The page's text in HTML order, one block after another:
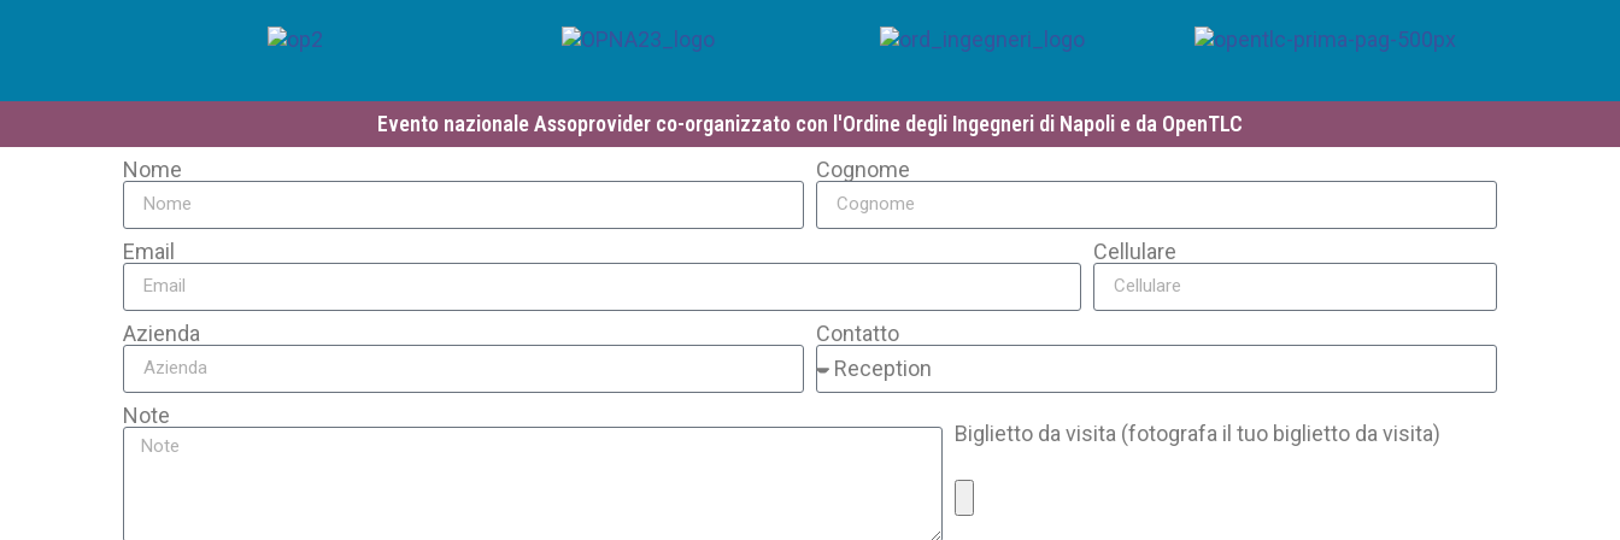
Evento nazionale Assoprovider co-organizzato con l'Ordine degli Ingegneri di Napoli e da OpenTLC
Nome
Cognome
Email Cellulare
Azienda Contatto
Note
Biglietto da visita (fotografa il tuo biglietto da visita)